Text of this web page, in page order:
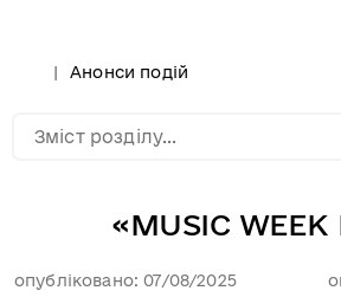
Анонси подій
«MUSIC WEEK
опубліковано: 07/08/2025
Зміст розділу...